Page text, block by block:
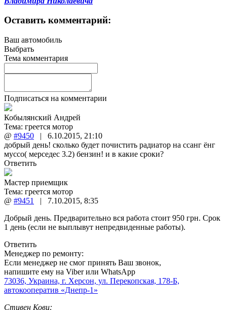
Оставить комментарий:
Ваш автомобиль
Выбрать
Тема комментария
Подписаться на комментарии
Кобылянский Андрей
Тема: греется мотор
@ #9450 | 6.10.2015, 21:10
добрый день! сколько будет почистить радиатор на ссанг ёнг
муссо( мерседес 3.2) бензин! и в какие сроки?
Ответить
Мастер приемщик
Тема: греется мотор
@ #9451 | 7.10.2015, 8:35
Добрый день. Предварительно вся работа стоит 950 грн. Срок
1 день (если не выплывут непредвиденные работы).
Ответить
Менеджер по ремонту:
Если менеджер не смог принять Ваш звонок,
напишите ему на Viber или WhatsApp
73036, Украина, г. Херсон, ул. Перекопская, 178-Б,
автокооператив «Днепр-1»
Стивен Кови: